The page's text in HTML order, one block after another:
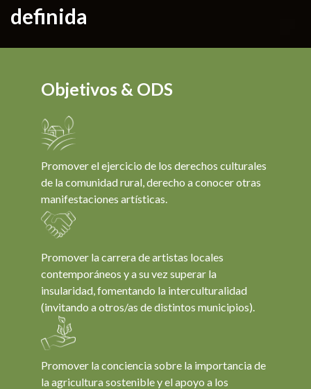
definida
Objetivos & ODS
Promover el ejercicio de los derechos culturales
de la comunidad rural, derecho a conocer otras
manifestaciones artísticas.
Promover la carrera de artistas locales
contemporáneos y a su vez superar la
insularidad, fomentando la interculturalidad
(invitando a otros/as de distintos municipios).
Promover la conciencia sobre la importancia de
la agricultura sostenible y el apoyo a los